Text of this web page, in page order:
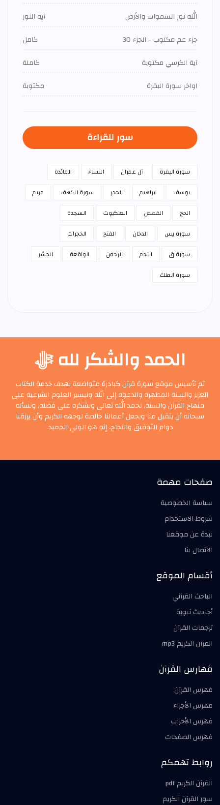
الله نور السموات والأرض
آية النور
جزء عم مكتوب - الجزء 30
كامل
آية الكرسي مكتوبة
كاملة
اواخر سورة البقرة
مكتوبة
سور للقراءة
سورة البقرة آل عمران النساء
المائدة
يوسف
ابراهيم الحجر سورة الكهف
مريم
الحج
القصص العنكبوت
السجدة
سورة يس
الدخان الفتح
الحجرات
سورة ق
النجم الرحمن الواقعة
الحشر
سورة الملك
الحمد والشكر لله ﷻ
تم تأسيس موقع سورة قرآن كبادرة متواضعة بهدف خدمة الكتاب
العزيز والسنة المطهرة والدعوة إلى الله وتيسير العلوم الشرعية على
منهاج القرآن والسنة, نحمد الله تعالى ونشكره على فضله, ونسأله
سبحانه أن يتقبل منا ويجعل أعمالنا خالصة لوجهه الكريم وأن يرزقنا
دوام التوفيق والنجاح، إنه هو الولي الحميد.
صفحات مهمة
سياسة الخصوصية
شروط الاستخدام
نبذة عن موقعنا
الاتصال بنا
أقسام الموقع
الباحث القرآني
أحاديث نبوية
ترجمات القرآن
القرآن الكريم mp3
فهارس القرآن
فهرس القرآن
فهرس الأجزاء
فهرس الأحزاب
فهرس الصفحات
روابط تهمكم
القرآن الكريم pdf
سور القرآن الكريم